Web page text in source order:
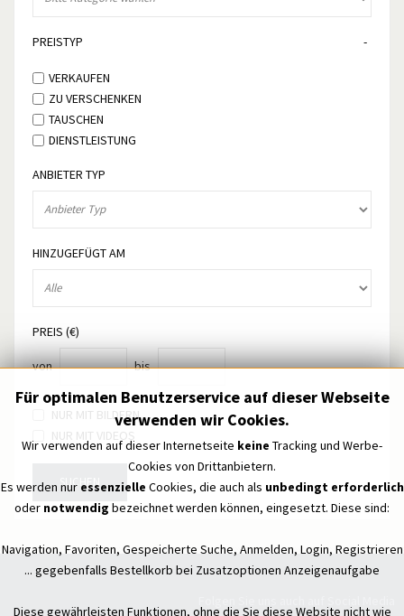
PREISTYP
VERKAUFEN
ZU VERSCHENKEN
TAUSCHEN
DIENSTLEISTUNG
ANBIETER TYP
HINZUGEFÜGT AM
PREIS (€)
von bis
NUR MIT BILDERN
NUR MIT VIDEOS
SUCHEN
Für optimalen Benutzerservice auf dieser Webseite
verwenden wir Cookies.
Wir verwenden auf dieser Internetseite keine Tracking und Werbe-
Cookies von Drittanbietern.
Es werden nur essenzielle Cookies, die auch als unbedingt erforderlich
oder notwendig bezeichnet werden können, eingesetzt. Diese sind:
Navigation, Favoriten, Gespeicherte Suche, Anmelden, Login, Registrieren
... gegebenfalls Bestellkorb bei Zusatzoptionen Anzeigenaufgabe
Diese gewährleisten Funktionen, ohne die Sie diese Website nicht wie